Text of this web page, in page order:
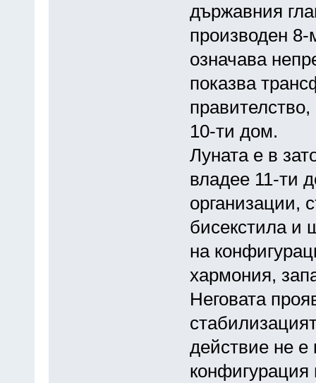
държавния
производен
означава
показва
10-ти дом.
Луната е в
владее 11-ти
организации,
бисекстила и
на
хармония,
Неговата
действие не е
конфигурация